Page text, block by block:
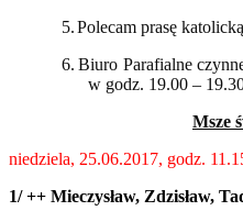
5.Polecam prasę
6. Biuro Parafialne
w godz. 19.00 –
Msze
niedziela, 25.06.2017, godz.
1/ ++ Mieczysław, Zdzisław,